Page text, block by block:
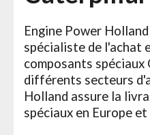
Engine Power
spécialiste de l'achat
composants
différents secteurs
Holland assure la
spéciaux en Europe